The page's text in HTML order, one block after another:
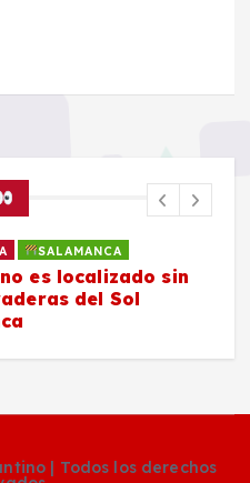
SALAMANCA
es localizado sin
del Sol
| Todos los derechos